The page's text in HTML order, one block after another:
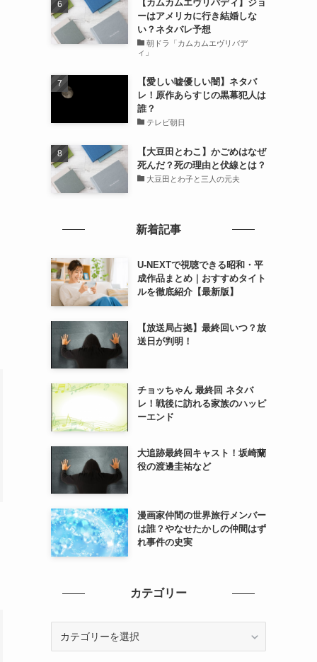
【カムカムエヴリバディ】ジョ
ーはアメリカに行き結婚しな
い？ネタバレ予想
朝ドラ「カムカムエヴリバデ
ィ」
【愛しい嘘優しい闇】ネタバ
レ！原作あらすじの黒幕犯人は
誰？
テレビ朝日
【大豆田とわこ】かごめはなぜ
死んだ？死の理由と伏線とは？
大豆田とわ子と三人の元夫
新着記事
U-NEXTで視聴できる昭和・平
成作品まとめ｜おすすめタイト
ルを徹底紹介【最新版】
【放送局占拠】最終回いつ？放
送日が判明！
チョッちゃん 最終回 ネタバ
レ！戦後に訪れる家族のハッピ
ーエンド
大追跡最終回キャスト！坂崎蘭
役の渡邊圭祐など
漫画家仲間の世界旅行メンバー
は誰？やなせたかしの仲間はず
れ事件の史実
カテゴリー